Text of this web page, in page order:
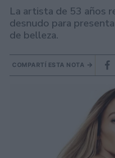
La artista de 53 años
desnudo para
de belleza.
COMPARTÍ ESTA NOTA